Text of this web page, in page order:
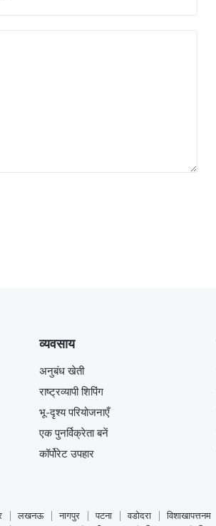
व्यवसाय
अनुबंध खेती
राष्ट्रव्यापी शिपिंग
भू-दृश्य परियोजनाएँ
एक पुनर्विक्रेता बनें
कॉर्पोरेट उपहार
लखनऊ नागपुर पटना वडोदरा विशाखापत्तनम